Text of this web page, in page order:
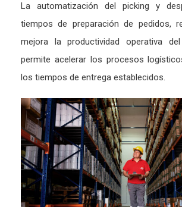
La automatización del picking y
tiempos de preparación de pedidos,
mejora la productividad operativa
permite acelerar los procesos
los tiempos de entrega establecidos.